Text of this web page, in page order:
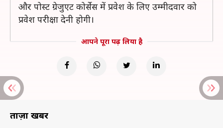
और पोस्ट ग्रेजुएट कोर्सेस में प्रवेश के लिए उम्मीदवार को
प्रवेश परीक्षा देनी होगी।
आपने पूरा पढ़ लिया है
ताज़ा खबरें